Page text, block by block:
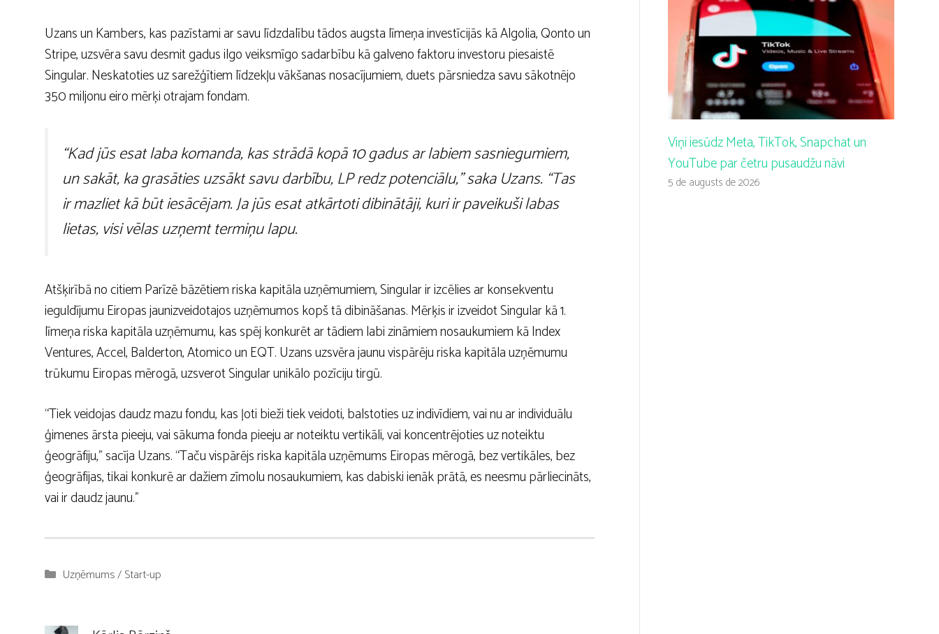
Uzans un Kambers, kas pazīstami ar savu līdzdalību tādos augsta līmeņa investīcijās kā Algolia, Qonto un
Stripe, uzsvēra savu desmit gadus ilgo veiksmīgo sadarbību kā galveno faktoru investoru piesaistē
Singular. Neskatoties uz sarežģītiem līdzekļu vākšanas nosacījumiem, duets pārsniedza savu sākotnējo
350 miljonu eiro mērķi otrajam fondam.
“Kad jūs esat laba komanda, kas strādā kopā 10 gadus ar labiem sasniegumiem,
un sakāt, ka grasāties uzsākt savu darbību, LP redz potenciālu,” saka Uzans. “Tas
ir mazliet kā būt iesācējam. Ja jūs esat atkārtoti dibinātāji, kuri ir paveikuši labas
lietas, visi vēlas uzņemt termiņu lapu.
Atšķirībā no citiem Parīzē bāzētiem riska kapitāla uzņēmumiem, Singular ir izcēlies ar konsekventu
ieguldījumu Eiropas jaunizveidotajos uzņēmumos kopš tā dibināšanas. Mērķis ir izveidot Singular kā 1.
līmeņa riska kapitāla uzņēmumu, kas spēj konkurēt ar tādiem labi zināmiem nosaukumiem kā Index
Ventures, Accel, Balderton, Atomico un EQT. Uzans uzsvēra jaunu vispārēju riska kapitāla uzņēmumu
trūkumu Eiropas mērogā, uzsverot Singular unikālo pozīciju tirgū.
“Tiek veidojas daudz mazu fondu, kas ļoti bieži tiek veidoti, balstoties uz indivīdiem, vai nu ar individuālu
ģimenes ārsta pieeju, vai sākuma fonda pieeju ar noteiktu vertikāli, vai koncentrējoties uz noteiktu
ģeogrāfiju,” sacīja Uzans. “Taču vispārējs riska kapitāla uzņēmums Eiropas mērogā, bez vertikāles, bez
ģeogrāfijas, tikai konkurē ar dažiem zīmolu nosaukumiem, kas dabiski ienāk prātā, es neesmu pārliecināts,
vai ir daudz jaunu.”
Kategorijas
Uzņēmums / Start-up
Viņi iesūdz Meta, TikTok, Snapchat un
YouTube par četru pusaudžu nāvi
5 de augusts de 2026